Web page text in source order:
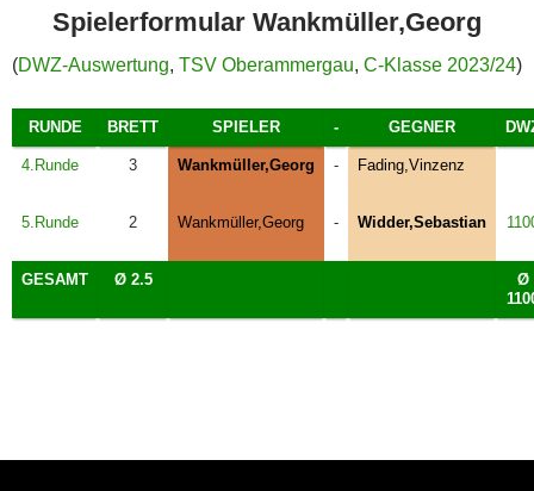
Spielerformular Wankmüller,Georg
(DWZ-Auswertung, TSV Oberammergau, C-Klasse 2023/24)
RUNDE BRETT SPIELER - GEGNER
4.Runde 3 Wankmüller,Georg - Fading,Vinzenz
5.Runde 2 Wankmüller,Georg - Widder,Sebastian
GESAMT Ø 2.5
Ø